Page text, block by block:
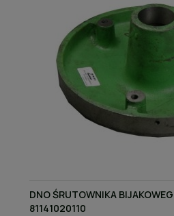
DNO ŚRUTOWNIKA
81141020110